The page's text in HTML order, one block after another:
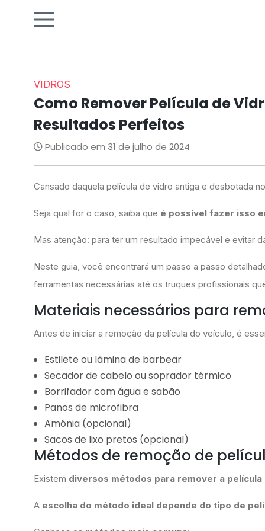
VIDROS
Como Remover Película de
Resultados Perfeitos
Publicado em 31 de julho de 2024
Cansado daquela película de vidro antiga e desbotada
Seja qual for o caso, saiba que é possível fazer isso
Mas atenção: para ter um resultado impecável e evitar
Neste guia, você encontrará um passo a passo
ferramentas necessárias até os truques profissionais
Materiais necessários para
Antes de iniciar a remoção da película do veículo, é
Estilete ou lâmina de barbear
Secador de cabelo ou soprador térmico
Borrifador com água e sabão
Panos de microfibra
Amônia (opcional)
Sacos de lixo pretos (opcional)
Métodos de remoção de
Existem diversos métodos para remover a
A escolha do método ideal depende do tipo de